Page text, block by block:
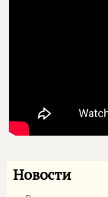
Новости